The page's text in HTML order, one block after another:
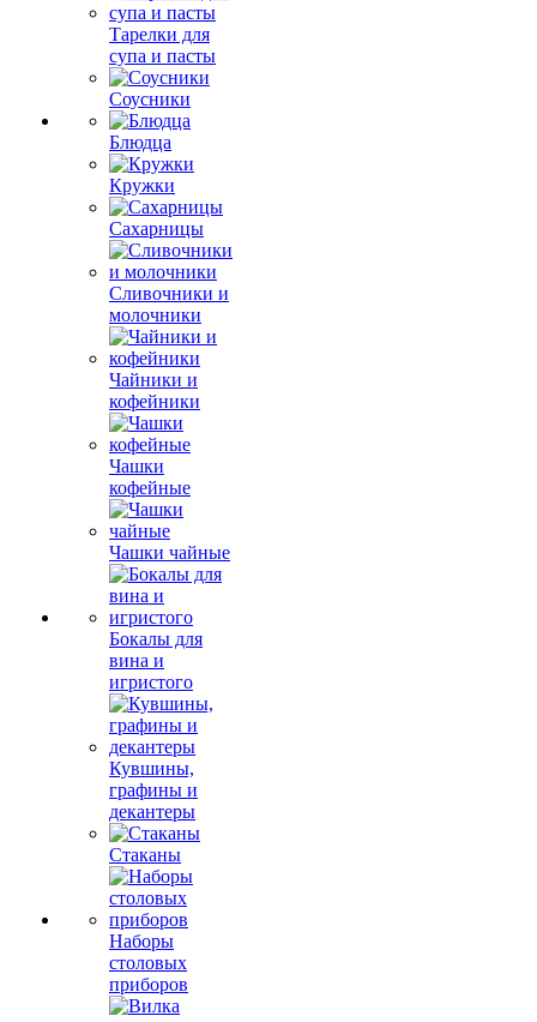
Тарелки для
супа и пасты
Соусники
Блюдца
Кружки
Сахарницы
Сливочники и
молочники
Чайники и
кофейники
Чашки
кофейные
Чашки чайные
Бокалы для
вина и
игристого
Кувшины,
графины и
декантеры
Стаканы
Наборы
столовых
приборов